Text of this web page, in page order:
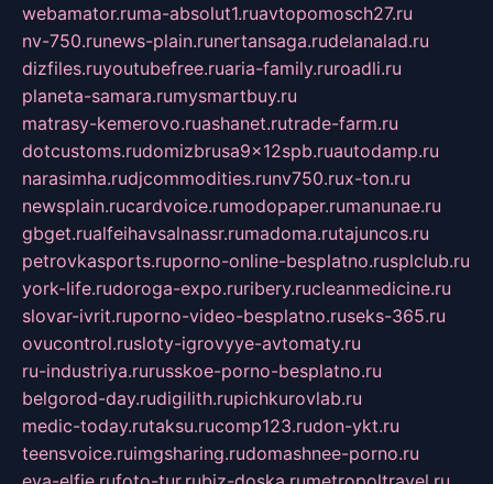
webamator.ruma-absolut1.ruavtopomosch27.ru
nv-750.runews-plain.runertansaga.rudelanalad.ru
dizfiles.ruyoutubefree.ruaria-family.ruroadli.ru
planeta-samara.rumysmartbuy.ru
matrasy-kemerovo.ruashanet.rutrade-farm.ru
dotcustoms.rudomizbrusa9x12spb.ruautodamp.ru
narasimha.rudjcommodities.runv750.rux-ton.ru
newsplain.rucardvoice.rumodopaper.rumanunae.ru
gbget.rualfeihavsalnassr.rumadoma.rutajuncos.ru
petrovkasports.ruporno-online-besplatno.rusplclub.ru
york-life.rudoroga-expo.ruribery.rucleanmedicine.ru
slovar-ivrit.ruporno-video-besplatno.ruseks-365.ru
ovucontrol.rusloty-igrovyye-avtomaty.ru
ru-industriya.rurusskoe-porno-besplatno.ru
belgorod-day.rudigilith.rupichkurovlab.ru
medic-today.rutaksu.rucomp123.rudon-ykt.ru
teensvoice.ruimgsharing.rudomashnee-porno.ru